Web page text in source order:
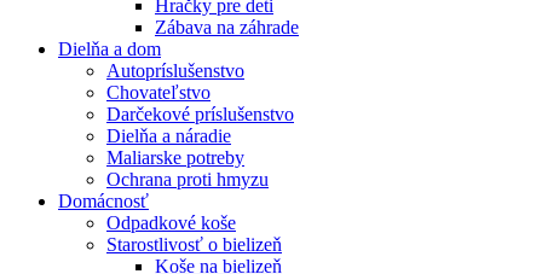
Hračky pre deti
Zábava na záhrade
Dielňa a dom
Autopríslušenstvo
Chovateľstvo
Darčekové príslušenstvo
Dielňa a náradie
Maliarske potreby
Ochrana proti hmyzu
Domácnosť
Odpadkové koše
Starostlivosť o bielizeň
Koše na bielizeň